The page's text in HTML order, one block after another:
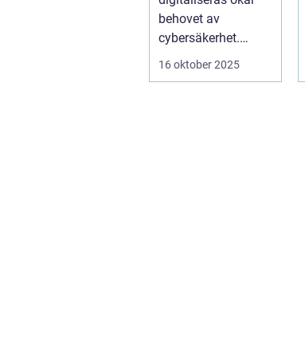
behovet av
cybersäkerhet.
Elever och lärare ...
16 oktober 2025